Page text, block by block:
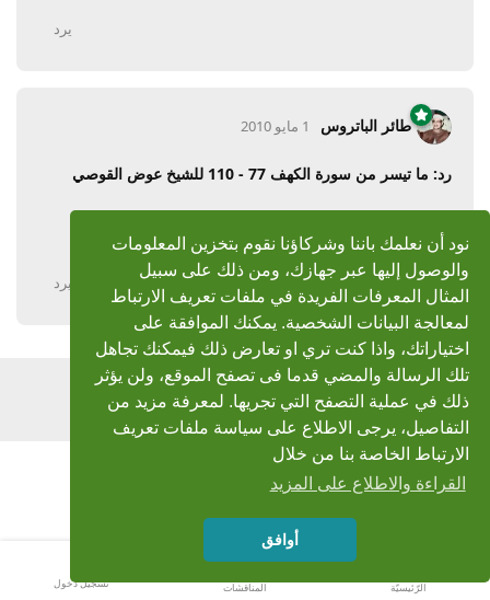
نود أن نعلمك باننا وشركاؤنا نقوم بتخزين المعلومات
والوصول إليها عبر جهازك، ومن ذلك على سبيل
المثال المعرفات الفريدة في ملفات تعريف الارتباط
لمعالجة البيانات الشخصية. يمكنك الموافقة على
اختياراتك، واذا كنت تري او تعارض ذلك فيمكنك تجاهل
تلك الرسالة والمضي قدما فى تصفح الموقع، ولن يؤثر
ذلك في عملية التصفح التي تجريها. لمعرفة مزيد من
التفاصيل، يرجى الاطلاع على سياسة ملفات تعريف
الارتباط الخاصة بنا من خلال
القراءة والاطلاع على المزيد
أوافق
يرد
طائر الباتروس 1 مايو 2010
رد: ما تيسر من سورة الكهف 77 - 110 للشيخ عوض القوصي
ورحم الله الشيخ عوض القوصى واجزل له المثوبة واسبغ عليه رحمته ومغفرته!!!!!!!!!!!
يرد
اضف رد
الرّئيسيّة المناقشات تسجيل دخول